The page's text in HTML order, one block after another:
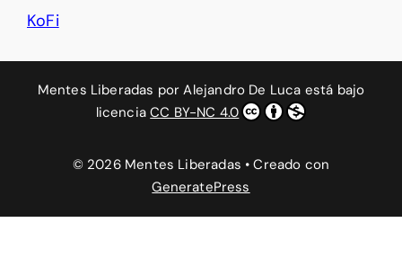
KoFi
Mentes Liberadas porAlejandro De Luca está bajo
licenciaCC BY-NC 4.0
© 2026 Mentes Liberadas • Creado con
GeneratePress